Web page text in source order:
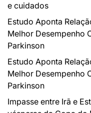
e cuidados
Estudo Aponta
Melhor Desempenho
Parkinson
Estudo Aponta
Melhor Desempenho
Parkinson
Impasse entre Irã e